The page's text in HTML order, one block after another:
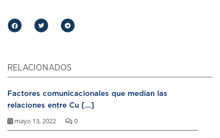
RELACIONADOS
Factores comunicacionales que median las
relaciones entre Cu [...]
mayo 13, 2022 0